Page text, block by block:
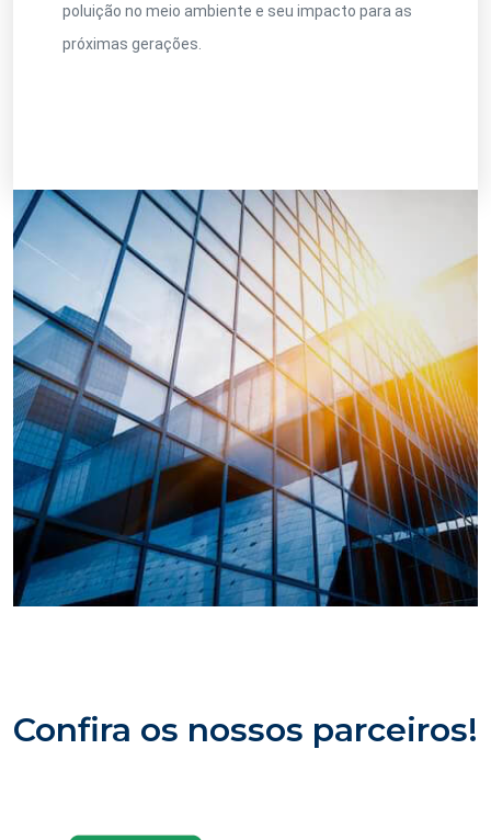
poluição no meio ambiente e seu impacto para as
próximas gerações.
Confira os nossos parceiros!